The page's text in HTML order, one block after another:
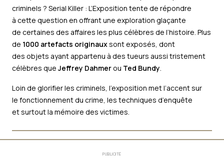
criminels ? Serial Killer : L’Exposition tente de répondre
à cette question en offrant une exploration glaçante
de certaines des affaires les plus célèbres de l’histoire. Plus
de 1000 artefacts originauxsont exposés, dont
des objets ayant appartenu à des tueurs aussi tristement
célèbres que Jeffrey Dahmerou Ted Bundy.
Loin de glorifier les criminels, l’exposition met l’accent sur
le fonctionnement du crime, les techniques d’enquête
et surtout la mémoire des victimes.
PUBLICITÉ